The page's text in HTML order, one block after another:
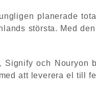
planerade
största. Med
och Nouryon
att leverera el till